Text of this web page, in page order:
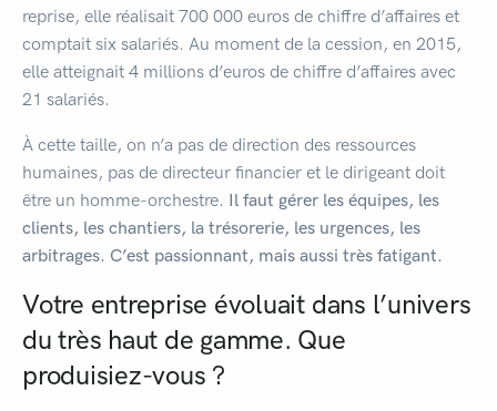
reprise, elle réalisait 700 000 euros de chiffre d’affaires et
comptait six salariés. Au moment de la cession, en 2015,
elle atteignait 4 millions d’euros de chiffre d’affaires avec
21 salariés.
À cette taille, on n’a pas de direction des ressources
humaines, pas de directeur financier et le dirigeant doit
être un homme-orchestre. Il faut gérer les équipes, les
clients, les chantiers, la trésorerie, les urgences, les
arbitrages. C’est passionnant, mais aussi très fatigant.
Votre entreprise évoluait dans l’univers
du très haut de gamme. Que
produisiez-vous ?